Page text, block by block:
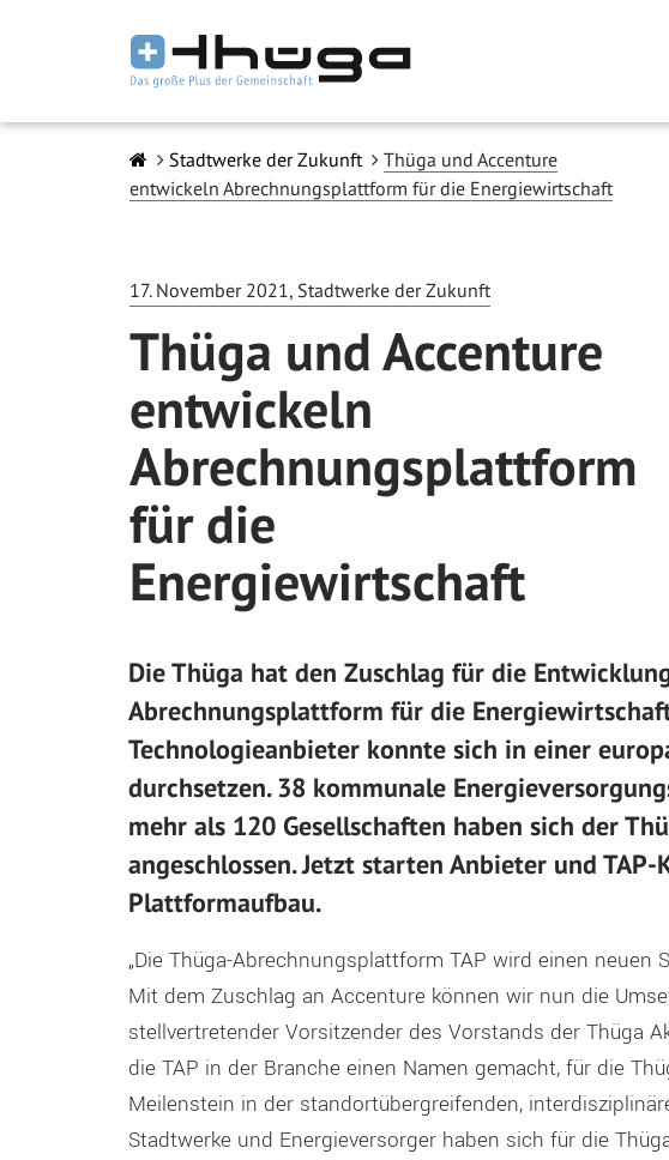
Stadtwerke der Zukunft
Thüga und Accenture
entwickeln Abrechnungsplattform für die Energiewirtschaft
17. November 2021, Stadtwerke der Zukunft
Thüga und Accenture
entwickeln
Abrechnungsplattform
für die
Energiewirtschaft
Die Thüga hat den Zuschlag für die
Abrechnungsplattform für die
Technologieanbieter konnte sich in einer
durchsetzen. 38 kommunale
mehr als 120 Gesellschaften haben sich der
angeschlossen. Jetzt starten Anbieter und
Plattformaufbau.
„Die Thüga-Abrechnungsplattform TAP wird einen neuen
Mit dem Zuschlag an Accenture können wir nun die
stellvertretender Vorsitzender des Vorstands der Thüga
die TAP in der Branche einen Namen gemacht, für die
Meilenstein in der standortübergreifenden,
Stadtwerke und Energieversorger haben sich für die